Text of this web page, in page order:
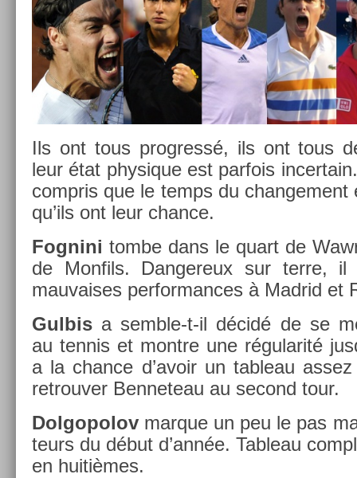
Ils ont tous pro­gressé, ils ont tous
leur état physique est par­fois
com­pris que le temps du
qu’ils ont leur chan­ce.
Fog­nini tombe dans le quart de
de Mon­fils. Dan­gereux sur terre,
mauvaises per­for­mances à Mad­rid et
Gul­bis a semble-t-il décidé de se
au ten­nis et montre une régularité
a la chan­ce d’avoir un tab­leau
retro­uv­er Be­nneteau au second tour.
Dol­gopolov mar­que un peu le pas
teurs du début d’année. Tab­leau
en huitièmes.